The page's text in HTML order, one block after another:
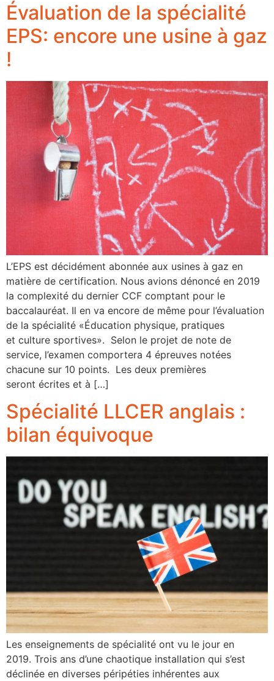
Évaluation de la spécialité
EPS: encore une usine à gaz
!
L’EPS est décidément abonnée aux usines à gaz en
matière de certification. Nous avions dénoncé en 2019
la complexité du dernier CCF comptant pour le
baccalauréat. Il en va encore de même pour l’évaluation
de la spécialité «Éducation physique, pratiques
et culture sportives». Selon le projet de note de
service, l’examen comportera 4 épreuves notées
chacune sur 10 points. Les deux premières
seront écrites et à […]
Spécialité LLCER anglais :
bilan équivoque
Les enseignements de spécialité ont vu le jour en
2019. Trois ans d’une chaotique installation qui s’est
déclinée en diverses péripéties inhérentes aux